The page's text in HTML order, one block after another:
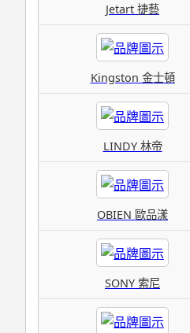
Jetart 捷藝
Kingston 金士頓
LINDY 林帝
OBIEN 歐品漾
SONY 索尼